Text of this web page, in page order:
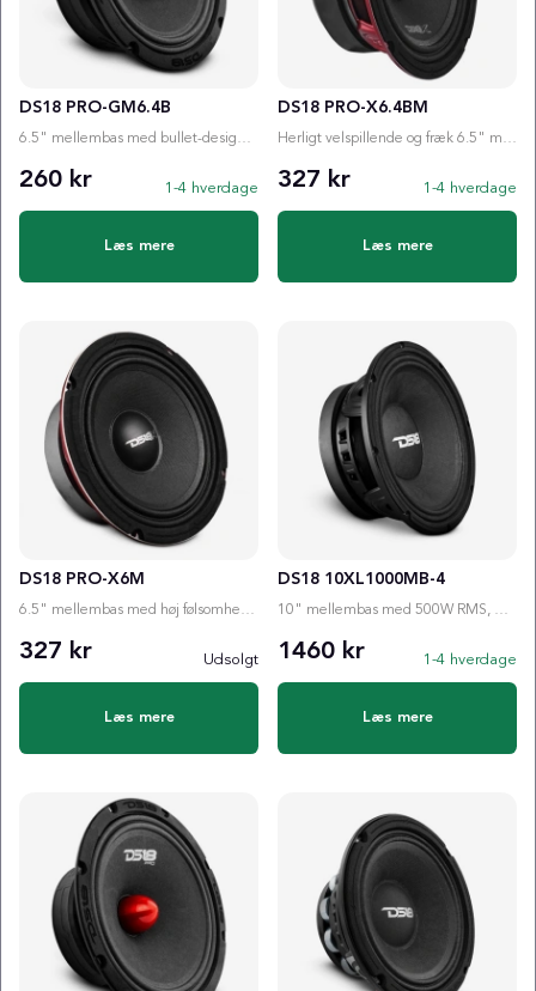
DS18 PRO-GM6.4B
6.5" mellembas med bullet-design, der leverer tydelig lyd, god spredning og høj holdbarhed til bil...
260 kr 1-4 hverdage
Læs mere
DS18 PRO-X6.4BM
Herligt velspillende og fræk 6.5" mellembas med høj belastningsevne (250W RMS!) og bullet!
327 kr 1-4 hverdage
Læs mere
DS18 PRO-X6M
6.5" mellembas med høj følsomhed og 250W RMS, som leverer klar og kraftfuld lyd til opbygning, hvo...
327 kr Udsolgt
Læs mere
DS18 10XL1000MB-4
10" mellembas med 500W RMS, meget høj følsomhed og kraftig motor til opbygning, der kræver hårdt t...
1460 kr 1-4 hverdage
Læs mere